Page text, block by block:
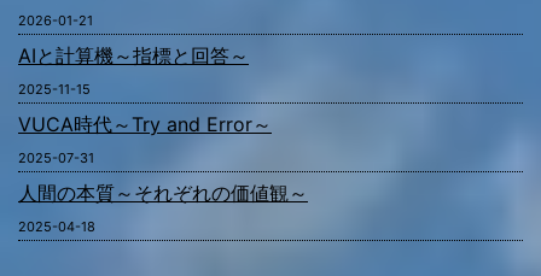
2026-01-21
AIと計算機～指標と回答～
2025-11-15
VUCA時代～Try and Error～
2025-07-31
人間の本質～それぞれの価値観～
2025-04-18